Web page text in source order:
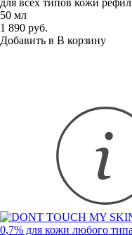
для всех типов кожи рефил
50 мл
1 890 руб.
Добавить в В корзину